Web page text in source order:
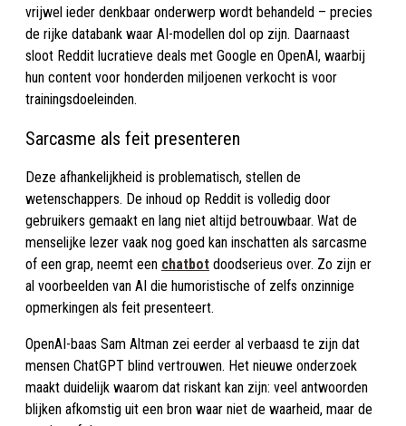
vrijwel ieder denkbaar onderwerp wordt behandeld – precies
de rijke databank waar AI-modellen dol op zijn. Daarnaast
sloot Reddit lucratieve deals met Google en OpenAI, waarbij
hun content voor honderden miljoenen verkocht is voor
trainingsdoeleinden.
Sarcasme als feit presenteren
Deze afhankelijkheid is problematisch, stellen de
wetenschappers. De inhoud op Reddit is volledig door
gebruikers gemaakt en lang niet altijd betrouwbaar. Wat de
menselijke lezer vaak nog goed kan inschatten als sarcasme
of een grap, neemt een chatbot doodserieus over. Zo zijn er
al voorbeelden van AI die humoristische of zelfs onzinnige
opmerkingen als feit presenteert.
OpenAI-baas Sam Altman zei eerder al verbaasd te zijn dat
mensen ChatGPT blind vertrouwen. Het nieuwe onderzoek
maakt duidelijk waarom dat riskant kan zijn: veel antwoorden
blijken afkomstig uit een bron waar niet de waarheid, maar de